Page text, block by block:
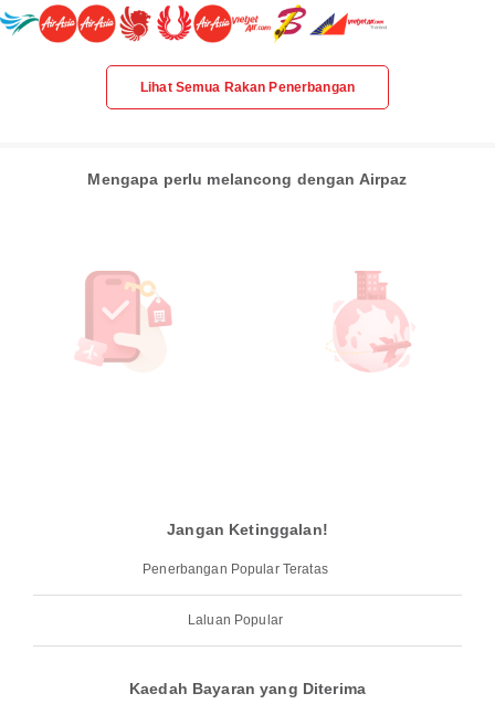
Lihat Semua Rakan Penerbangan
Mengapa perlu melancong dengan Airpaz
Jangan Ketinggalan!
Penerbangan Popular Teratas
Laluan Popular
Kaedah Bayaran yang Diterima